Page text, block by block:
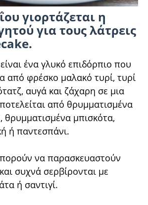
γιορτάζεται η
για τους λάτρεις
ένα γλυκό επιδόρπιο που
από φρέσκο ​​μαλακό τυρί, τυρί
αυγά και ζάχαρη σε μια
από θρυμματισμένα
θρυμματισμένα μπισκότα,
ή παντεσπάνι.
να παρασκευαστούν
συχνά σερβίρονται με
ή σαντιγί.